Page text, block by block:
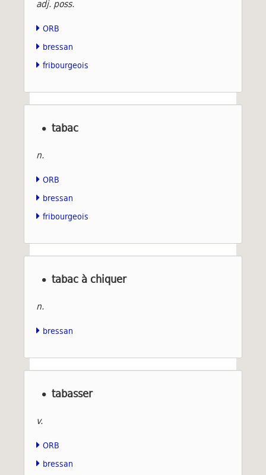
adj. poss.
ORB
bressan
fribourgeois
tabac
n.
ORB
bressan
fribourgeois
tabac à chiquer
n.
bressan
tabasser
v.
ORB
bressan